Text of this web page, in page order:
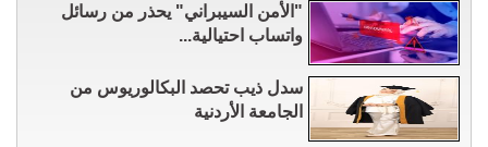
"الأمن السيبراني" يحذر من رسائل
واتساب احتيالية...
سدل ذيب تحصد البكالوريوس من
الجامعة الأردنية